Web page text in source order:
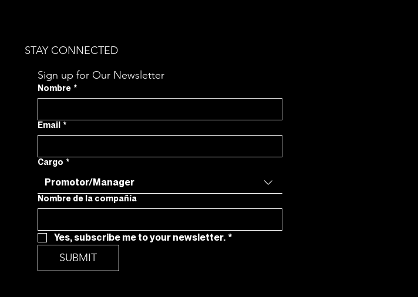
STAY CONNECTED
Sign up for Our Newsletter
Nombre *
Email *
Cargo *
Promotor/Manager
Nombre de la compañía
Yes, subscribe me to your newsletter. *
SUBMIT